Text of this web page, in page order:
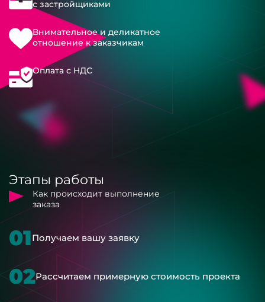
с застройщиками
Внимательное и деликатное
отношение к заказчикам
Оплата с НДС
Этапы работы
Как происходит выполнение
заказа
01Получаем вашу заявку
02Рассчитаем примерную стоимость проекта